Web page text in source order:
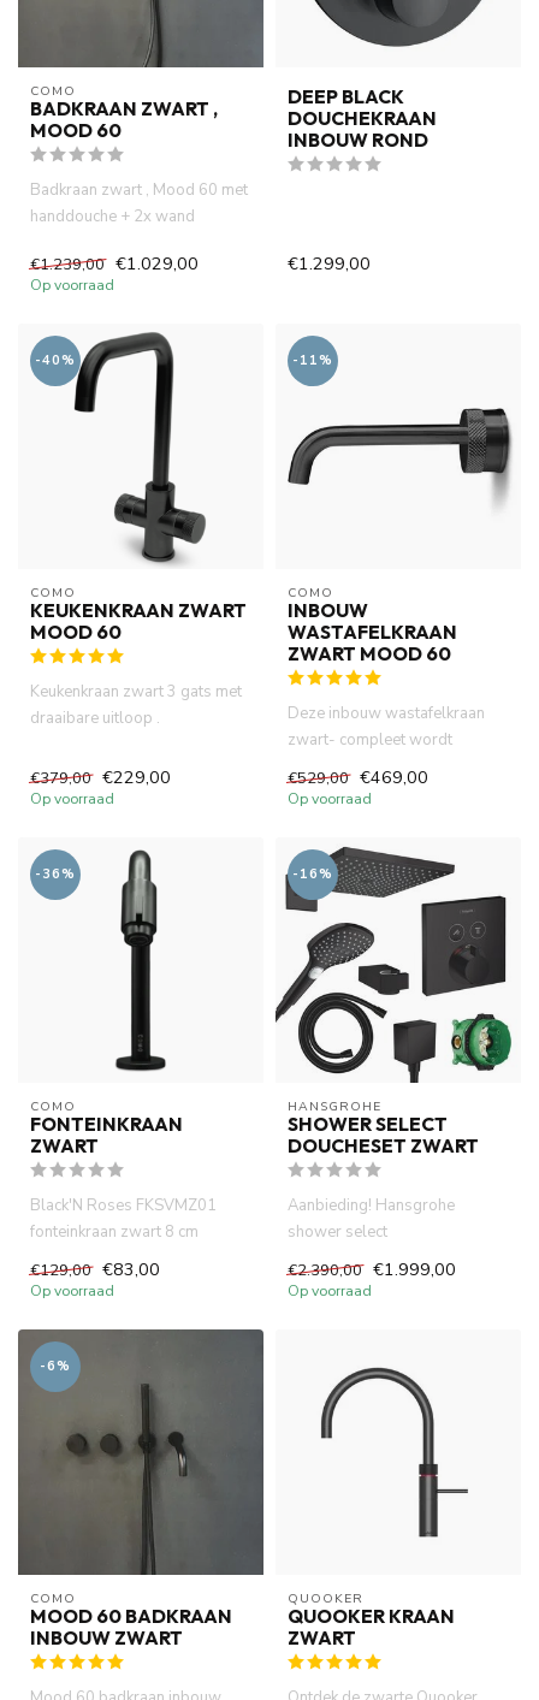
COMO
BADKRAAN ZWART ,
MOOD 60
Badkraan zwart , Mood 60 met
handdouche + 2x wand
pvd ...
€1.239,00 €1.029,00
Op voorraad
DEEP BLACK
DOUCHEKRAAN
INBOUW ROND
€1.299,00
-40%
COMO
KEUKENKRAAN ZWART
MOOD 60
Keukenkraan zwart 3 gats met
draaibare uitloop .
Z....
€379,00 €229,00
Op voorraad
-11%
COMO
INBOUW
WASTAFELKRAAN
ZWART MOOD 60
Deze inbouw wastafelkraan
zwart- compleet wordt
Perf...
€529,00 €469,00
Op voorraad
-36%
COMO
FONTEINKRAAN
ZWART
Black'N Roses FKSVMZ01
fonteinkraan zwart 8 cm
messing mat...
€129,00 €83,00
Op voorraad
-16%
HANSGROHE
SHOWER SELECT
DOUCHESET ZWART
Aanbieding! Hansgrohe
shower select
.Thermostatisch inbouwdeel
€2.390,00 €1.999,00
Op voorraad
-6%
COMO
MOOD 60 BADKRAAN
INBOUW ZWART
QUOOKER
QUOOKER KRAAN
ZWART